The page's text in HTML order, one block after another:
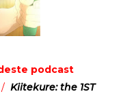
podcast
Kiitekure: the 1ST